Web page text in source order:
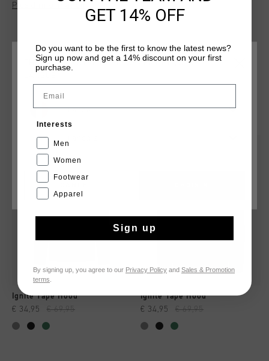
rapidement. Le sweat est doublé d'une douce polaire. La
fermeture éclair est dotée d'un protège-menton. Il est orné
contrastés autour des épaules.
Plus d’information
TU POURRAIS AIMER
Ignite Tape Hood
€ 34,95 € 69,95
Ignite Tape Hood
€ 34,95 € 69,95
CHOISISSEZ VOTRE EMPLACEMENT ET VOTRE
France
GET 14% OFF
Do you want to be the first to know the latest news?
Sign up now and get a 14% discount on your first
purchase.
Email
Interests
Men
Women
Footwear
Apparel
Sign up
By signing up, you agree to our Privacy Policy and Sales & Promotion
terms